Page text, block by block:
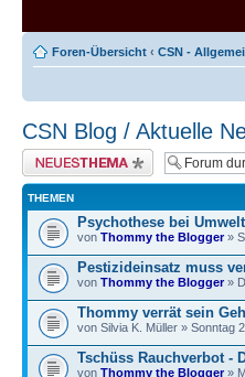
Foren-Übersicht ‹ CSN -
CSN Blog / Aktuelle
Neues Thema erstellen
THEMEN
Psychothese bei
von Thommy the Blogger»
Pestizideinsatz muss
von Thommy the Blogger»
Thommy verrät sein
von Silvia K. Müller » Sonntag
Tschüss Rauchverbot -
von Thommy the Blogger»